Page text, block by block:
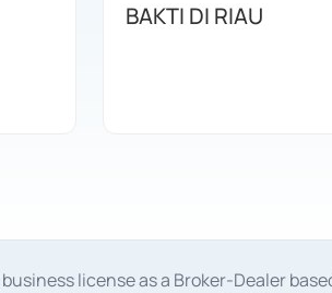
BAKTI DI RIAU
license as a Broker-Dealer